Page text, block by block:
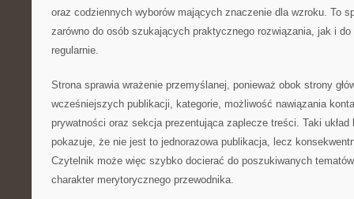
oraz codziennych wyborów mających znaczenie dla wzroku. To
zarówno do osób szukających praktycznego rozwiązania, jak i
regularnie.
Strona sprawia wrażenie przemyślanej, ponieważ obok strony
wcześniejszych publikacji, kategorie, możliwość nawiązania
prywatności oraz sekcja prezentująca zaplecze treści. Taki układ
pokazuje, że nie jest to jednorazowa publikacja, lecz
Czytelnik może więc szybko docierać do poszukiwanych
charakter merytorycznego przewodnika.